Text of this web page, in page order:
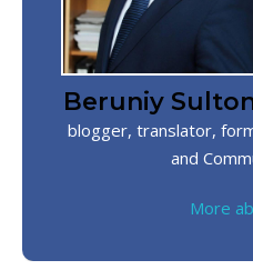
Beruniy
blogger, translator,
and
More